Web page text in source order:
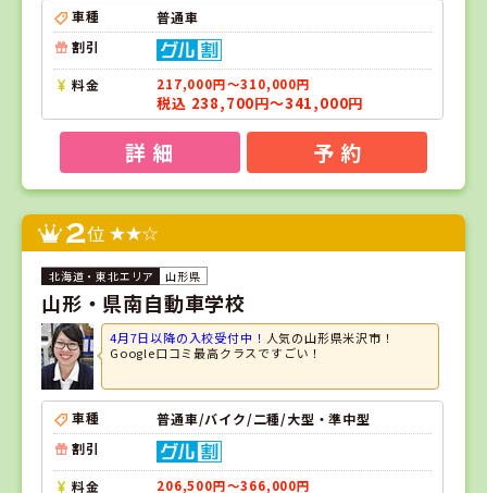
車種
普通車
割引
料金 217,000円～310,000円
税込 238,700円～341,000円
詳 細 予 約
2位
山形県
山形・県南自動車学校
4月7日以降の入校受付中！ 人気の山形県米沢市！
Google口コミ最高クラスですごい！
車種
普通車/バイク/二種/大型・準中型
割引
料金 206,500円～366,000円